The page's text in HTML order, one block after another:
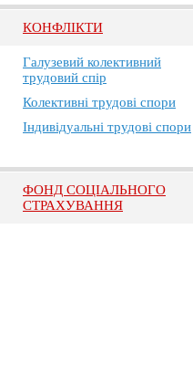
КОНФЛІКТИ
Галузевий колективний
трудовий спір
Колективні трудові спори
Індивідуальні трудові спори
ФОНД СОЦІАЛЬНОГО
СТРАХУВАННЯ